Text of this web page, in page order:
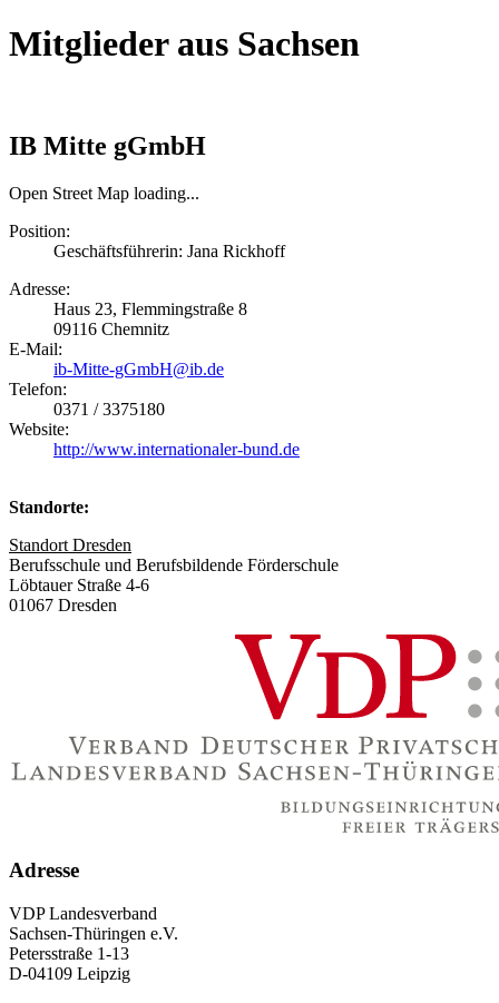
Mitglieder aus Sachsen
IB Mitte gGmbH
Open Street Map loading...
Position:
Geschäftsführerin: Jana Rickhoff
Adresse:
Haus 23, Flemmingstraße 8
09116 Chemnitz
E-Mail:
ib-Mitte-gGmbH@ib.de
Telefon:
0371 / 3375180
Website:
http://www.internationaler-bund.de
Standorte:
Standort Dresden
Berufsschule und Berufsbildende Förderschule
Löbtauer Straße 4-6
01067 Dresden
Adresse
VDP Landesverband
Sachsen-Thüringen e.V.
Petersstraße 1-13
D-04109 Leipzig